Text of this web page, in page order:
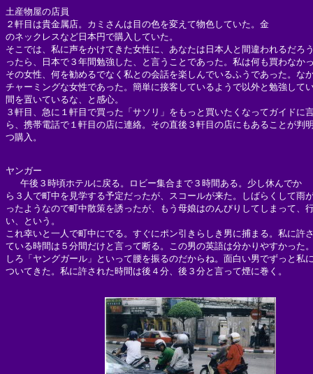
土産物屋の店員
２軒目は貴金属店。カミさんは目の色を変えて物色していた。金
のネックレスなど日本円で購入していた。
そこでは、私に声をかけてきた女性に、あなたは日本人と間違われるだろ
ったら、日本で３年間勉強した、と言うことであった。私は何も買わなか
その女性、何を勧めるでなく私との会話を楽しんでいるふうであった。な
チャーミングな女性であった。簡単に接客しているようで以外と勉強して
間を置いているな、と感心。
３軒目、急に１軒目で買った「サソリ」をもっと買いたくなってガイドに
ら、携帯電話で１軒目の店に連絡。その直後３軒目の店にもあることが判
つ購入。
ヤンガー
午後３時頃ホテルに戻る。ロビー集合まで３時間ある。少し休んでか
ら３人で町中を見学する予定だったが、スコールが来た。しばらくして雨
ったようなので町中散策を誘ったが、もう母娘はのんびりしてしまって、
い、という。
これ幸いと一人で町中にでる。すぐにポン引きらしき男に捕まる。私に許
ている時間は５分間だけと言って断る。この男の英語は分かりやすかった
しろ「ヤングガール」といって腰を振るのだからね。面白い男でずっと私
ついてきた。私に許された時間は後４分、後３分と言って煙に巻く。